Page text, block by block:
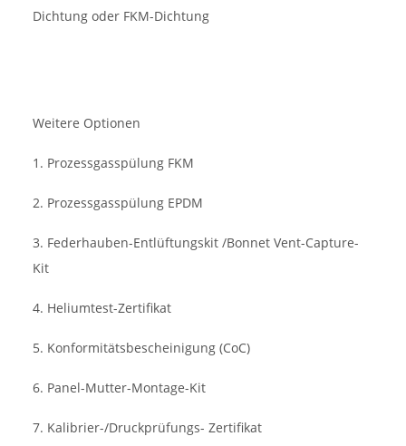
Dichtung oder FKM-Dichtung
Weitere Optionen
1. Prozessgasspülung FKM
2. Prozessgasspülung EPDM
3. Federhauben-Entlüftungskit /Bonnet Vent-Capture-
Kit
4. Heliumtest-Zertifikat
5. Konformitätsbescheinigung (CoC)
6. Panel-Mutter-Montage-Kit
7. Kalibrier-/Druckprüfungs- Zertifikat